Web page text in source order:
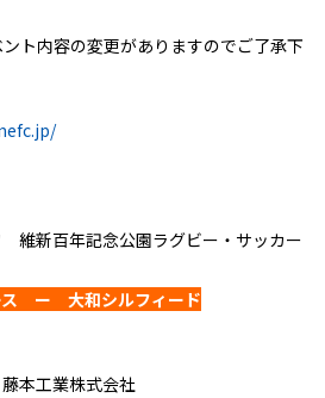
ト内容の変更がありますのでご了承下
維新百年記念公園ラグビー・サッカー
ス ー 大和シルフィード
本工業株式会社